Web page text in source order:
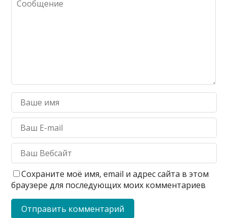
Сохраните моё имя, email и адрес сайта в этом
браузере для последующих моих комментариев